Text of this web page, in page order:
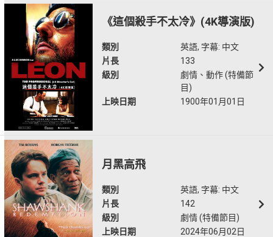
《這個殺手不太冷》(4K導演版)
類別
英語, 字幕: 中文
片長
133
級別
劇情、動作 (特備節
目)
上映日期
1900年01月01日
月黑高飛
類別
英語, 字幕: 中文
片長
142
級別
劇情 (特備節目)
上映日期
2024年06月02日